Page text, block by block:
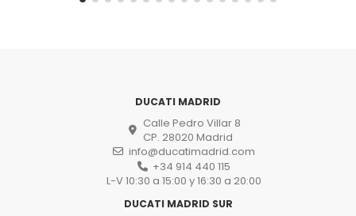
DUCATI MADRID
Calle Pedro Villar 8
CP. 28020 Madrid
info@ducatimadrid.com
+34 914 440 115
L-V 10:30 a 15:00 y 16:30 a 20:00
DUCATI MADRID SUR